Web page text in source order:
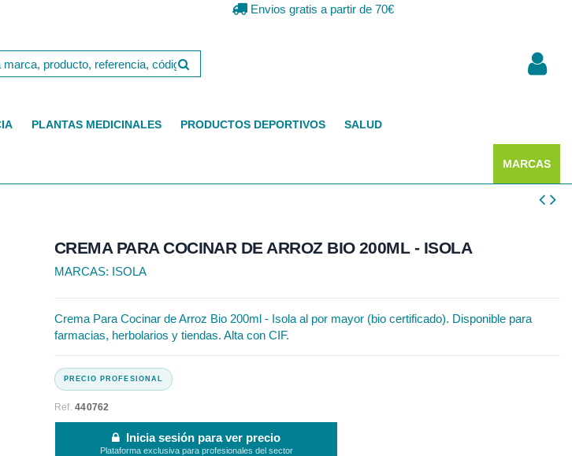
Envios gratis a partir de 70€
PLANTAS MEDICINALES PRODUCTOS DEPORTIVOS SALUD
MARCAS
CREMA PARA COCINAR DE ARROZ BIO 200ML - ISOLA
MARCAS: ISOLA
Crema Para Cocinar de Arroz Bio 200ml - Isola al por mayor (bio certificado). Disponible para
farmacias, herbolarios y tiendas. Alta con CIF.
Ref.440762
Inicia sesión para ver precio
Plataforma exclusiva para profesionales del sector